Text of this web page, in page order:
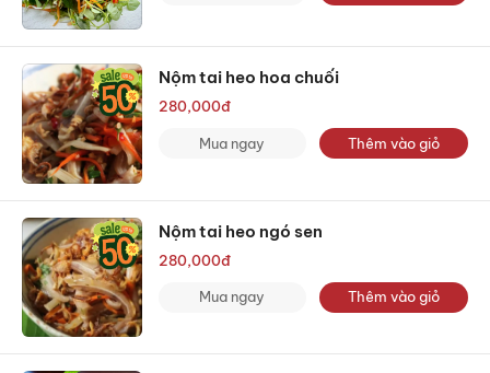
Nộm tai heo hoa chuối
280,000đ
Mua ngay Thêm vào giỏ
Nộm tai heo ngó sen
280,000đ
Mua ngay Thêm vào giỏ